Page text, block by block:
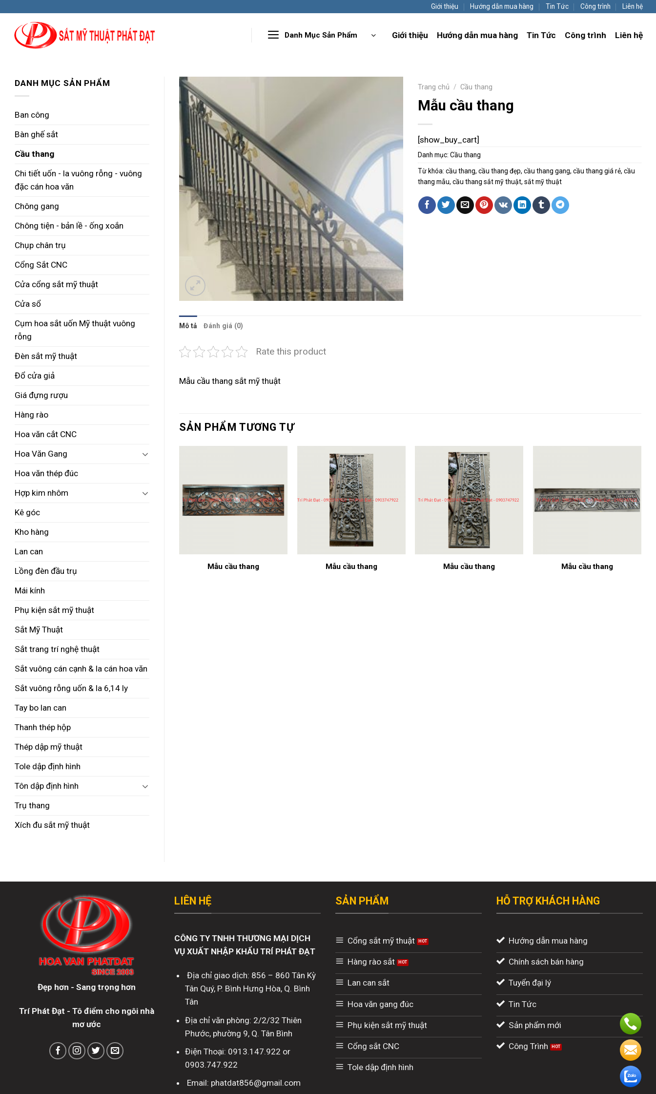
content
Giới thiệu Hướng dẫn mua hàng Tin Tức Công trình Liên hệ
Danh Mục Sản Phẩm Giới thiệu Hướng dẫn mua hàng Tin Tức Công trình Liên hệ
DANH MỤC SẢN PHẨM
Ban công
Bàn ghế sắt
Cầu thang
Chi tiết uốn - la vuông rỗng - vuông
đặc cán hoa văn
Chông gang
Chông tiện - bản lề - ống xoắn
Chụp chân trụ
Cổng Sắt CNC
Cửa cổng sắt mỹ thuật
Cửa sổ
Cụm hoa sắt uốn Mỹ thuật vuông
rỗng
Đèn sắt mỹ thuật
Đổ cửa giả
Giá đựng rượu
Hàng rào
Hoa văn cắt CNC
Hoa Văn Gang
Hoa văn thép đúc
Hợp kim nhôm
Kê góc
Kho hàng
Lan can
Lồng đèn đầu trụ
Mái kính
Phụ kiện sắt mỹ thuật
Sắt Mỹ Thuật
Sắt trang trí nghệ thuật
Sắt vuông cán cạnh & la cán hoa văn
Sắt vuông rỗng uốn & la 6,14 ly
Tay bo lan can
Thanh thép hộp
Thép dập mỹ thuật
Tole dập định hình
Tôn dập định hình
Trụ thang
Xích đu sắt mỹ thuật
Trang chủ / Cầu thang
Mẫu cầu thang
[show_buy_cart]
Danh mục: Cầu thang
Từ khóa: cầu thang, cầu thang đẹp, cầu thang gang, cầu thang giá rẻ, cầu
thang mẫu, cầu thang sắt mỹ thuật, sắt mỹ thuật
Mô tả Đánh giá (0)
Rate this product
Mẫu cầu thang sắt mỹ thuật
SẢN PHẨM TƯƠNG TỰ
Mẫu cầu thang Mẫu cầu thang Mẫu cầu thang Mẫu cầu thang
thang
Đẹp hơn - Sang trọng hơn
Trí Phát Đạt - Tô điểm cho ngôi nhà
mơ ước
LIÊN HỆ
CÔNG TY TNHH THƯƠNG MẠI DỊCH
VỤ XUẤT NHẬP KHẨU TRÍ PHÁT ĐẠT
Địa chỉ giao dịch: 856 – 860 Tân Kỳ
Tân Quý, P. Bình Hưng Hòa, Q. Bình
Tân
Địa chỉ văn phòng: 2/2/32 Thiên
Phước, phường 9, Q. Tân Bình
Điện Thoại: 0913.147.922 or
0903.747.922
Email: phatdat856@gmail.com
SẢN PHẨM
Cổng sắt mỹ thuật
Hàng rào sắt
Lan can sắt
Hoa văn gang đúc
Phụ kiện sắt mỹ thuật
Cổng sắt CNC
Tole dập định hình
HỖ TRỢ KHÁCH HÀNG
Hướng dẫn mua hàng
Chính sách bán hàng
Tuyển đại lý
Tin Tức
Sản phẩm mới
Công Trình